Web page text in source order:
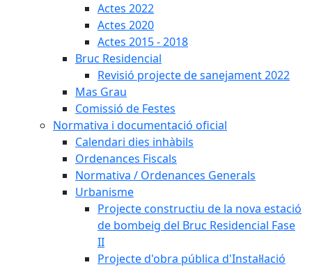
Actes 2022
Actes 2020
Actes 2015 - 2018
Bruc Residencial
Revisió projecte de sanejament 2022
Mas Grau
Comissió de Festes
Normativa i documentació oficial
Calendari dies inhàbils
Ordenances Fiscals
Normativa / Ordenances Generals
Urbanisme
Projecte constructiu de la nova estació
de bombeig del Bruc Residencial Fase
II
Projecte d'obra pública d'Instal·lació